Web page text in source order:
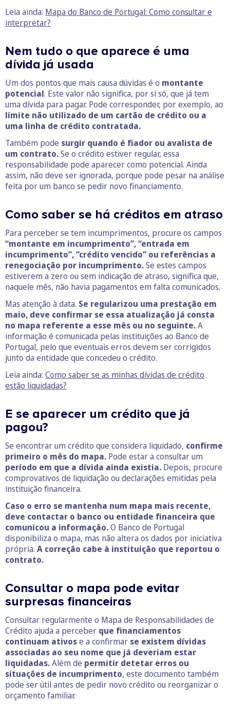
Leia ainda: Mapa do Banco de Portugal: Como consultar e
interpretar?
Nem tudo o que aparece é uma
dívida já usada
Um dos pontos que mais causa dúvidas é o montante
potencial. Este valor não significa, por si só, que já tem
uma dívida para pagar. Pode corresponder, por exemplo, ao
limite não utilizado de um cartão de crédito ou a
uma linha de crédito contratada.
Também pode surgir quando é fiador ou avalista de
um contrato.Se o crédito estiver regular, essa
responsabilidade pode aparecer como potencial. Ainda
assim, não deve ser ignorada, porque pode pesar na análise
feita por um banco se pedir novo financiamento.
Como saber se há créditos em atraso
Para perceber se tem incumprimentos, procure os campos
“montante em incumprimento”, “entrada em
incumprimento”, “crédito vencido” ou referências a
renegociação por incumprimento.Se estes campos
estiverem a zero ou sem indicação de atraso, significa que,
naquele mês, não havia pagamentos em falta comunicados.
Mas atenção à data. Se regularizou uma prestação em
maio, deve confirmar se essa atualização já consta
no mapa referente a esse mês ou no seguinte.A
informação é comunicada pelas instituições ao Banco de
Portugal, pelo que eventuais erros devem ser corrigidos
junto da entidade que concedeu o crédito.
Leia ainda: Como saber se as minhas dívidas de crédito
estão liquidadas?
E se aparecer um crédito que já
pagou?
Se encontrar um crédito que considera liquidado, confirme
primeiro o mês do mapa. Pode estar a consultar um
período em que a dívida ainda existia. Depois, procure
comprovativos de liquidação ou declarações emitidas pela
instituição financeira.
Caso o erro se mantenha num mapa mais recente,
deve contactar o banco ou entidade financeira que
comunicou a informação.O Banco de Portugal
disponibiliza o mapa, mas não altera os dados por iniciativa
própria. A correção cabe à instituição que reportou o
contrato.
Consultar o mapa pode evitar
surpresas financeiras
Consultar regularmente o Mapa de Responsabilidades de
Crédito ajuda a perceber que financiamentos
continuam ativose a confirmar se existem dívidas
associadas ao seu nome que já deveriam estar
liquidadas.Além de permitir detetar erros ou
situações de incumprimento, este documento também
pode ser útil antes de pedir novo crédito ou reorganizar o
orçamento familiar.